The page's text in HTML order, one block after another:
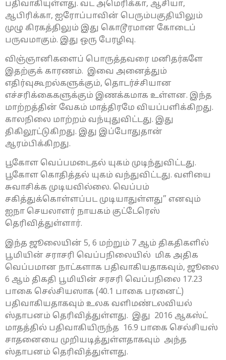
பதிவாகியுள்ளது. வட அமெரிக்கா, ஆசியா,
ஆபிரிக்கா, ஐரோப்பாவின் பெரும்பகுதியிலும்
முழு கிரகத்திலும் இது கொடூரமான கோடைப்
பருவமாகும். இது ஒரு பேரழிவு.
விஞ்ஞானிகளைப் பொருத்தவரை மனிதர்களே
இதற்குக் காரணம். இவை அனைத்தும்
எதிர்வுகூறல்களுக்கும், தொடர்ச்சியான
எச்சரிக்கைகளுக்கும் இணக்கமாக உள்ளன. இந்த
மாற்றத்தின் வேகம் மாத்திரமே வியப்பளிக்கிறது.
காலநிலை மாற்றம் வந்யுதுவிட்டது. இது
திகிலூட்டுகிறது. இது இப்போதுதான்
ஆரம்பிக்கிறது.
பூகோள வெப்பமடைதல் யுகம் முடிந்துவிட்டது.
பூகோள கொதித்தல் யுகம் வந்துவிட்டது. வளியை
சுவாசிக்க முடியவில்லை. வெப்பம்
சகித்துக்கொள்ளப்பட முடியாதுள்ளது” எனவும்
ஐநா செயலாளர் நாயகம் குட்டேரெஸ்
தெரிவித்துள்ளார்.
இந்த ஜூலையின் 5, 6 மற்றும் 7 ஆம் திகதிகளில்
பூமியின் சராசரி வெப்பநிலையில் மிக அதிக
வெப்பமான நாட்களாக பதிவாகியதாகவும், ஜூலை
6 ஆம் திகதி பூமியின் சரசரி வெப்பநிலை 17.23
பாகை செல்சியஸாக (40.1 பாகை பரனைட்)
பதிவாகியதாகவும் உலக வளிமண்டலவியல்
ஸ்தாபனம் தெரிவித்துள்ளது. இது 2016 ஆகஸ்ட்
மாதத்தில் பதிவாகியிருந்த 16.9 பாகை செல்சியஸ்
சாதனையை முறியடித்துள்ளதாகவும் அந்த
ஸ்தாபனம் தெரிவித்துள்ளது.